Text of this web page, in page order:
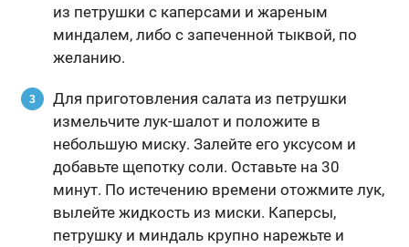
из петрушки с каперсами и жареным
миндалем, либо с запеченной тыквой, по
желанию.
Для приготовления салата из петрушки
измельчите лук-шалот и положите в
небольшую миску. Залейте его уксусом и
добавьте щепотку соли. Оставьте на 30
минут. По истечению времени отожмите лук,
вылейте жидкость из миски. Каперсы,
петрушку и миндаль крупно нарежьте и